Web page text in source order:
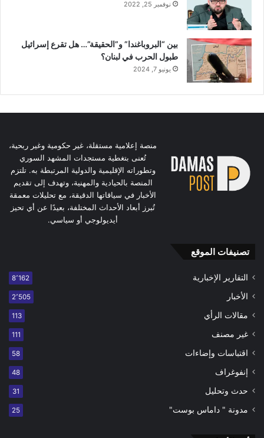
نوفمبر 25, 2022
بين “البروباغندا” و”الحقيقة”… هل تقرع إسرائيل
طبول الحرب في لبنان؟
يونيو 7, 2024
منصة إعلامية مستقلة، غير حكومية وغير ربحية،
تُعنى بتغطية مستجدات المشهد السوري
وتطوراته الإقليمية والدولية المرتبطة به. تلتزم
المنصة بالحيادية والمهنية، وتهدف إلى تقديم
الأخبار في سياقاتها الدقيقة، مع تحليلات معمقة
تُبرز أبعاد الأحداث المختلفة، بعيدًا عن أي تحيز
أيديولوجي أو سياسي.
تصنيفات الموقع
التقارير الإخبارية 8٬162
الأخبار 2٬505
مقالات الرأي 113
غير مصنف 111
اقتباسات وإضاءات 58
إنفوغراف 48
حدث وتحليل 31
مدونة " داماس بوست" 25